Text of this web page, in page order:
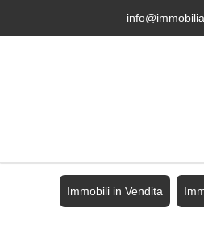
Immobili in Vendita